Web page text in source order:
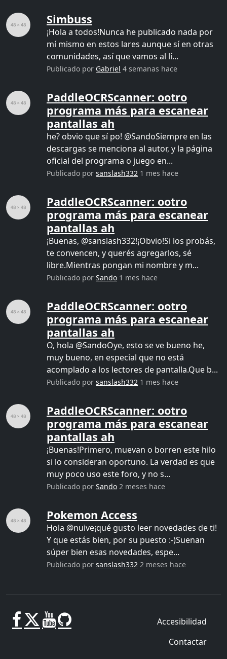
Simbuss
¡Hola a todos!Nunca he publicado nada por
mí mismo en estos lares aunque sí en otras
comunidades, así que vamos al lí...
Publicado por Gabriel 4 semanas hace
PaddleOCRScanner: ootro
programa más para escanear
pantallas ah
he? obvio que sí po! @SandoSiempre en las
descargas se menciona al autor, y la página
oficial del programa o juego en...
Publicado por sanslash332 1 mes hace
PaddleOCRScanner: ootro
programa más para escanear
pantallas ah
¡Buenas, @sanslash332!¡Obvio!Si los probás,
te convencen, y querés agregarlos, sé
libre.Mientras pongan mi nombre y m...
Publicado por Sando 1 mes hace
PaddleOCRScanner: ootro
programa más para escanear
pantallas ah
O, hola @SandoOye, esto se ve bueno he,
muy bueno, en especial que no está
acomplado a los lectores de pantalla.Que b...
Publicado por sanslash332 1 mes hace
PaddleOCRScanner: ootro
programa más para escanear
pantallas ah
¡Buenas!Primero, muevan o borren este hilo
si lo consideran oportuno. La verdad es que
muy poco uso este foro, y no s...
Publicado por Sando 2 meses hace
Pokemon Access
Hola @nuive¡qué gusto leer novedades de ti!
Y que estás bien, por su puesto :-)Suenan
súper bien esas novedades, espe...
Publicado por sanslash332 2 meses hace
Accesibilidad
Contactar